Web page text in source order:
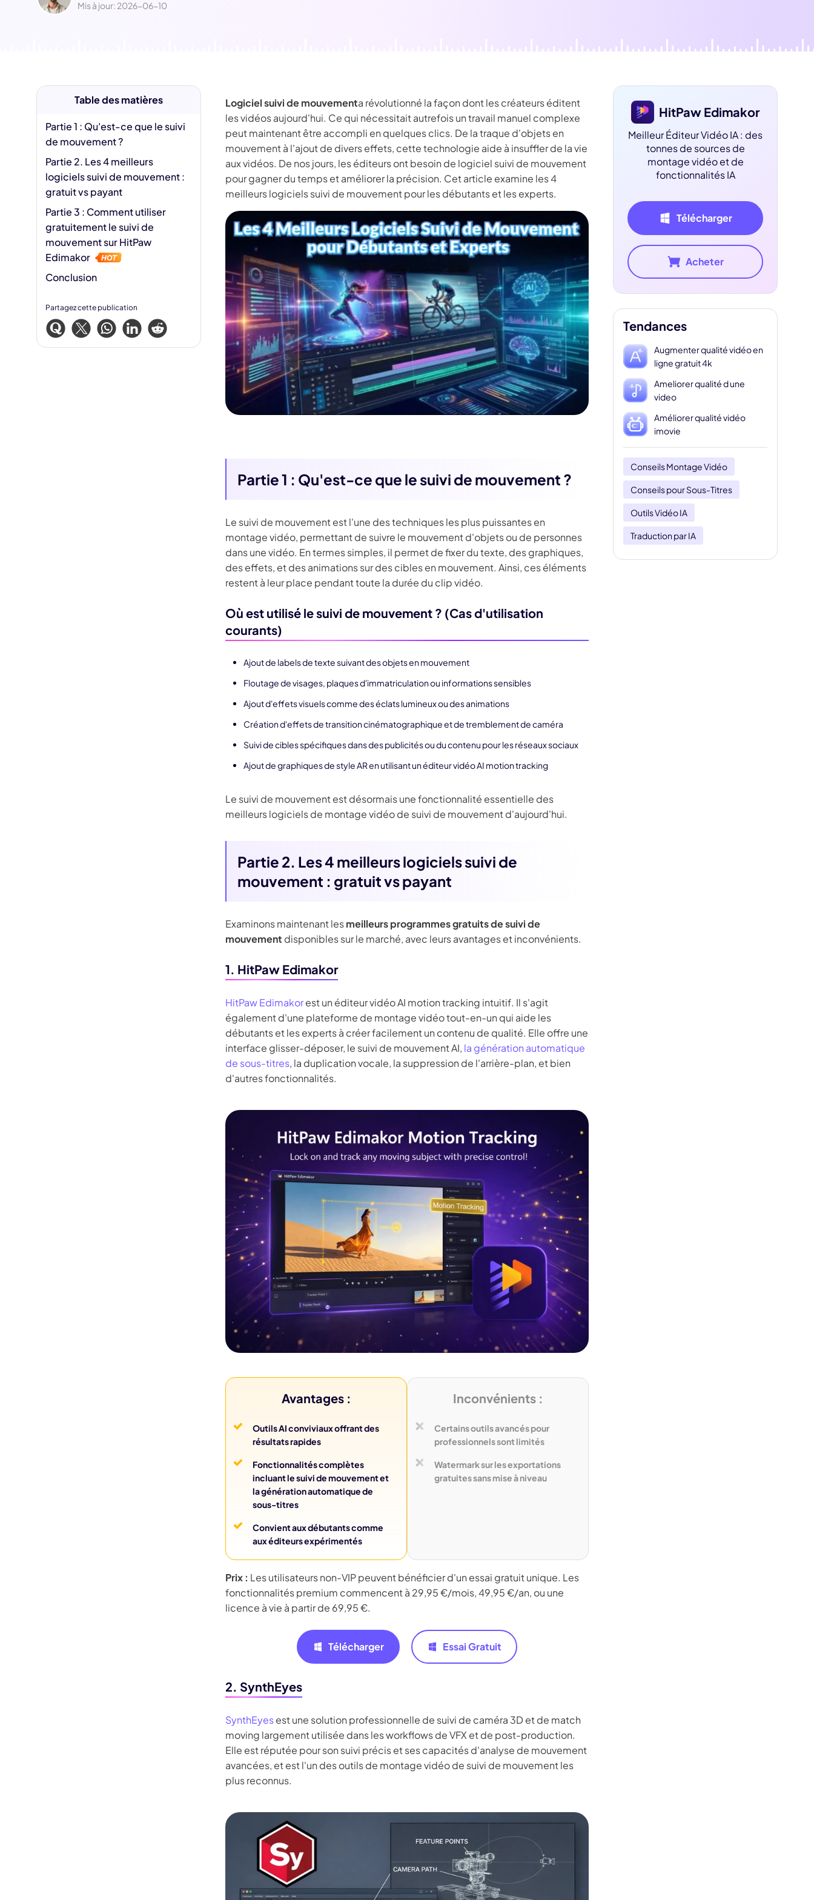
Mis à jour: 2026-06-10
Table des matières
Partie 1 : Qu'est-ce que le suivi
de mouvement ?
Partie 2. Les 4 meilleurs
logiciels suivi de mouvement :
gratuit vs payant
Partie 3 : Comment utiliser
gratuitement le suivi de
mouvement sur HitPaw
Edimakor
Conclusion
Partagez cette publication
Logiciel suivi de mouvementa révolutionné la façon dont les créateurs éditent
les vidéos aujourd'hui. Ce qui nécessitait autrefois un travail manuel complexe
peut maintenant être accompli en quelques clics. De la traque d'objets en
mouvement à l'ajout de divers effets, cette technologie aide à insuffler de la vie
aux vidéos. De nos jours, les éditeurs ont besoin de logiciel suivi de mouvement
pour gagner du temps et améliorer la précision. Cet article examine les 4
meilleurs logiciels suivi de mouvement pour les débutants et les experts.
Partie 1 : Qu'est-ce que le suivi de mouvement ?
Le suivi de mouvement est l'une des techniques les plus puissantes en
montage vidéo, permettant de suivre le mouvement d'objets ou de personnes
dans une vidéo. En termes simples, il permet de fixer du texte, des graphiques,
des effets, et des animations sur des cibles en mouvement. Ainsi, ces éléments
restent à leur place pendant toute la durée du clip vidéo.
Où est utilisé le suivi de mouvement ? (Cas d'utilisation
courants)
Ajout de labels de texte suivant des objets en mouvement
Floutage de visages, plaques d'immatriculation ou informations sensibles
Ajout d'effets visuels comme des éclats lumineux ou des animations
Création d'effets de transition cinématographique et de tremblement de caméra
Suivi de cibles spécifiques dans des publicités ou du contenu pour les réseaux sociaux
Ajout de graphiques de style AR en utilisant un éditeur vidéo AI motion tracking
Le suivi de mouvement est désormais une fonctionnalité essentielle des
meilleurs logiciels de montage vidéo de suivi de mouvement d'aujourd'hui.
Partie 2. Les 4 meilleurs logiciels suivi de
mouvement : gratuit vs payant
Examinons maintenant lesmeilleurs programmes gratuits de suivi de
mouvement disponibles sur le marché, avec leurs avantages et inconvénients.
1. HitPaw Edimakor
HitPaw Edimakorest un éditeur vidéo AI motion tracking intuitif. Il s'agit
également d'une plateforme de montage vidéo tout-en-un qui aide les
débutants et les experts à créer facilement un contenu de qualité. Elle offre une
interface glisser-déposer, le suivi de mouvement AI, la génération automatique
de sous-titres, la duplication vocale, la suppression de l'arrière-plan, et bien
d'autres fonctionnalités.
Avantages :
Outils AI conviviaux offrant des
résultats rapides
Fonctionnalités complètes
incluant le suivi de mouvement et
la génération automatique de
sous-titres
Convient aux débutants comme
aux éditeurs expérimentés
Inconvénients :
Certains outils avancés pour
professionnels sont limités
Watermark sur les exportations
gratuites sans mise à niveau
Prix : Les utilisateurs non-VIP peuvent bénéficier d'un essai gratuit unique. Les
fonctionnalités premium commencent à 29,95 €/mois, 49,95 €/an, ou une
licence à vie à partir de 69,95 €.
Télécharger Essai Gratuit
2. SynthEyes
SynthEyesest une solution professionnelle de suivi de caméra 3D et de match
moving largement utilisée dans les workflows de VFX et de post-production.
Elle est réputée pour son suivi précis et ses capacités d'analyse de mouvement
avancées, et est l'un des outils de montage vidéo de suivi de mouvement les
plus reconnus.
HitPaw Edimakor
Meilleur Éditeur Vidéo IA : des
tonnes de sources de
montage vidéo et de
fonctionnalités IA
Télécharger
Acheter
Tendances
Augmenter qualité vidéo en
ligne gratuit 4k
Ameliorer qualité d une
video
Améliorer qualité vidéo
imovie
Conseils Montage Vidéo
Conseils pour Sous-Titres
Outils Vidéo IA
Traduction par IA
Kling 3.0 sur Edimakor
Transformez n'importe quelle photo en uneVidéo de danse IAavec du rythme et
du mouvement.
Essayez Maintenant